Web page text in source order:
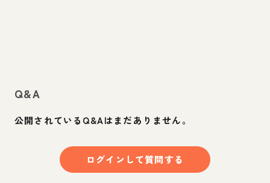
Q&A
公開されているQ&Aはまだありません。
ログインして質問する